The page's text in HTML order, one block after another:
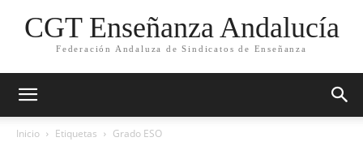
CGT Enseñanza Andalucía
Federación Andaluza de Sindicatos de Enseñanza
Inicio Etiquetas Grado ESO